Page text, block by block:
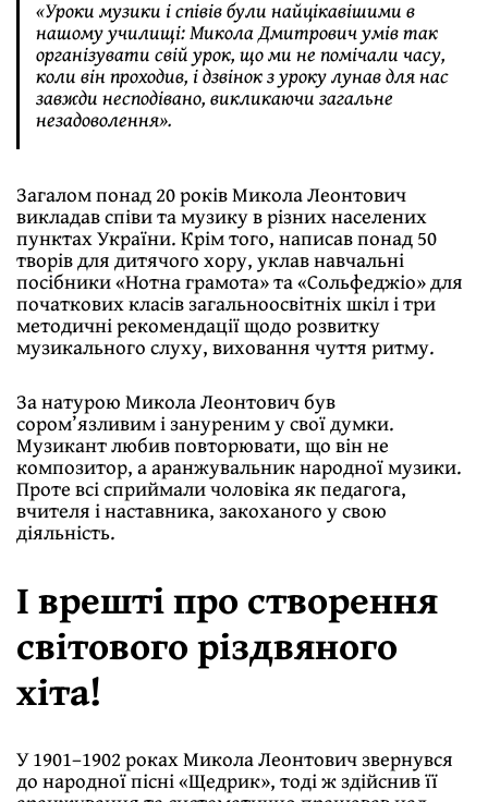
«Уроки музики і співів були найцікавішими в
нашому училищі: Микола Дмитрович умів так
організувати свій урок, що ми не помічали часу,
коли він проходив, і дзвінок з уроку лунав для нас
завжди несподівано, викликаючи загальне
незадоволення».
Загалом понад 20 років Микола Леонтович
викладав співи та музику в різних населених
пунктах України. Крім того, написав понад 50
творів для дитячого хору, уклав навчальні
посібники «Нотна грамота» та «Сольфеджіо» для
початкових класів загальноосвітніх шкіл і три
методичні рекомендації щодо розвитку
музикального слуху, виховання чуття ритму.
За натурою Микола Леонтович був
сором’язливим і зануреним у свої думки.
Музикант любив повторювати, що він не
композитор, а аранжувальник народної музики.
Проте всі сприймали чоловіка як педагога,
вчителя і наставника, закоханого у свою
діяльність.
І врешті про створення
світового різдвяного
хіта!
У 1901–1902 роках Микола Леонтович звернувся
до народної пісні «Щедрик», тоді ж здійснив її